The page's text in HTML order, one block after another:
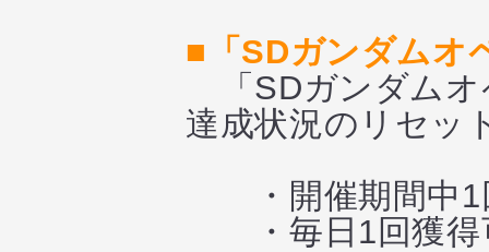
■「SDガンダムオ
「SDガンダムオ
達成状況のリセッ
・開催期間中1
・毎日1回獲得